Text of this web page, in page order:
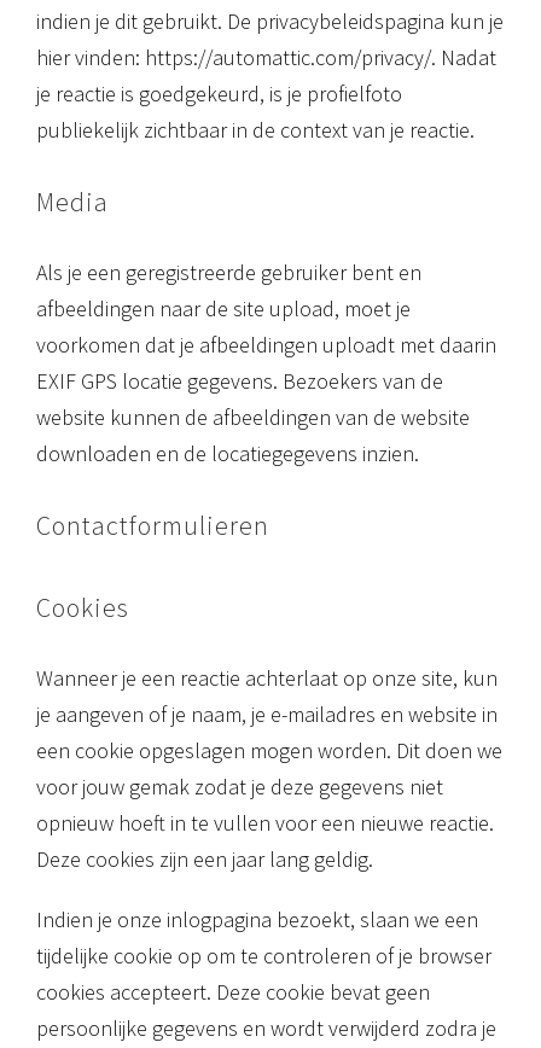
indien je dit gebruikt. De privacybeleidspagina kun je
hier vinden: https://automattic.com/privacy/. Nadat
je reactie is goedgekeurd, is je profielfoto
publiekelijk zichtbaar in de context van je reactie.
Media
Als je een geregistreerde gebruiker bent en
afbeeldingen naar de site upload, moet je
voorkomen dat je afbeeldingen uploadt met daarin
EXIF GPS locatie gegevens. Bezoekers van de
website kunnen de afbeeldingen van de website
downloaden en de locatiegegevens inzien.
Contactformulieren
Cookies
Wanneer je een reactie achterlaat op onze site, kun
je aangeven of je naam, je e-mailadres en website in
een cookie opgeslagen mogen worden. Dit doen we
voor jouw gemak zodat je deze gegevens niet
opnieuw hoeft in te vullen voor een nieuwe reactie.
Deze cookies zijn een jaar lang geldig.
Indien je onze inlogpagina bezoekt, slaan we een
tijdelijke cookie op om te controleren of je browser
cookies accepteert. Deze cookie bevat geen
persoonlijke gegevens en wordt verwijderd zodra je